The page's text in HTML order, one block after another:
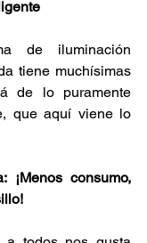
de iluminación
tiene muchísimas
de lo puramente
que aquí viene lo
¡Menos consumo,